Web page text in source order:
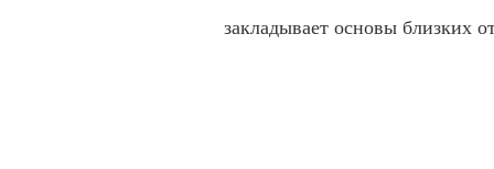
закладывает основы близких